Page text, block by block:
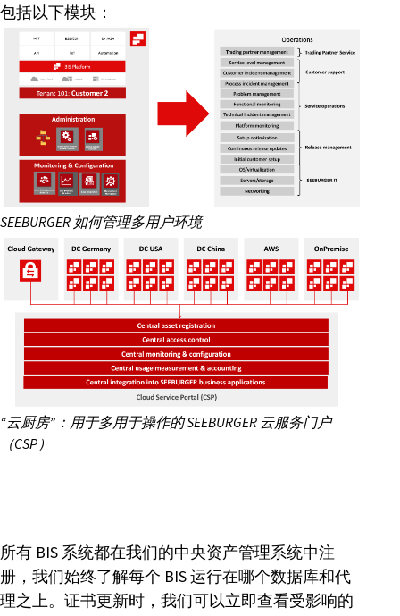
包括以下模块：
SEEBURGER 如何管理多用户环境
“云厨房”：用于多用于操作的 SEEBURGER 云服务门户
（CSP）
所有 BIS 系统都在我们的中央资产管理系统中注
册，我们始终了解每个 BIS 运行在哪个数据库和代
理之上。证书更新时，我们可以立即查看受影响的